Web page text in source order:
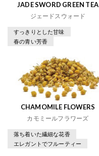
JADE SWORD GREEN TEA
ジェードスウォード
すっきりとした甘味
春の青い芳香
CHAMOMILE FLOWERS
カモミールフラワーズ
落ち着いた繊細な花香
エレガントでフルーティー